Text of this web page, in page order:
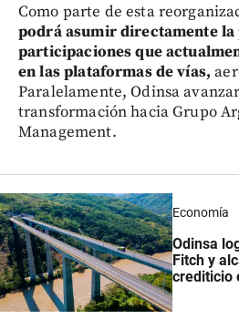
Como parte de esta
podrá asumir directamente la
participaciones que
en las plataformas de vías,
Paralelamente, Odinsa
transformación hacia Grupo
Management.
Economía
Odinsa
Fitch y
crediticio